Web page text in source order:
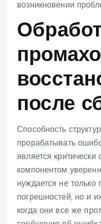
возникновении
после
Способность
прорабатывать
является
компонентом
нуждается не только
погрешностей, но и
когда они все же